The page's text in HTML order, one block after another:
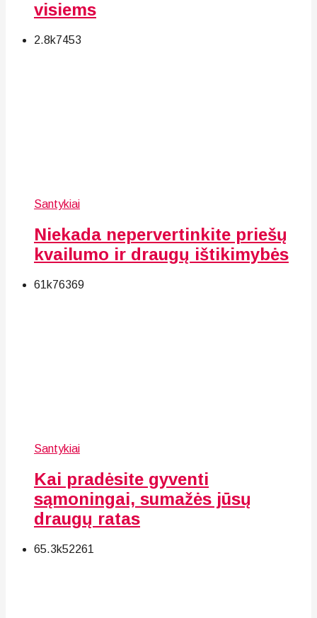
visiems
2.8k7453
Santykiai
Niekada nepervertinkite priešų
kvailumo ir draugų ištikimybės
61k76369
Santykiai
Kai pradėsite gyventi
sąmoningai, sumažės jūsų
draugų ratas
65.3k52261